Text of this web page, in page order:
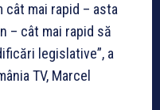
mai rapid – asta
– cât mai rapid să
legislative”, a
TV, Marcel